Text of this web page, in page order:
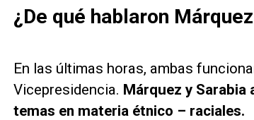
¿De qué hablaron
En las últimas horas, ambas
Vicepresidencia. Márquez y
temas en materia étnico – raciales.